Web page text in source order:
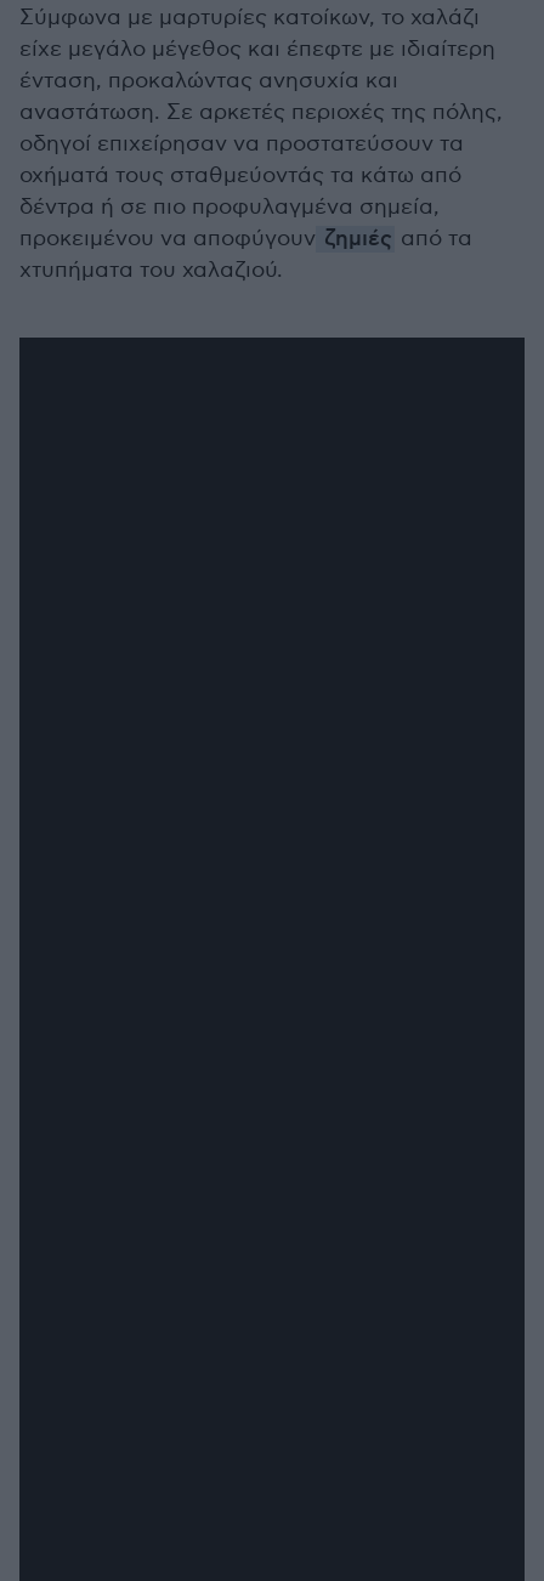
Σύμφωνα με μαρτυρίες κατοίκων, το χαλάζι
είχε μεγάλο μέγεθος και έπεφτε με ιδιαίτερη
ένταση, προκαλώντας ανησυχία και
αναστάτωση. Σε αρκετές περιοχές της πόλης,
οδηγοί επιχείρησαν να προστατεύσουν τα
οχήματά τους σταθμεύοντάς τα κάτω από
δέντρα ή σε πιο προφυλαγμένα σημεία,
προκειμένου να αποφύγουν ζημιές από τα
χτυπήματα του χαλαζιού.